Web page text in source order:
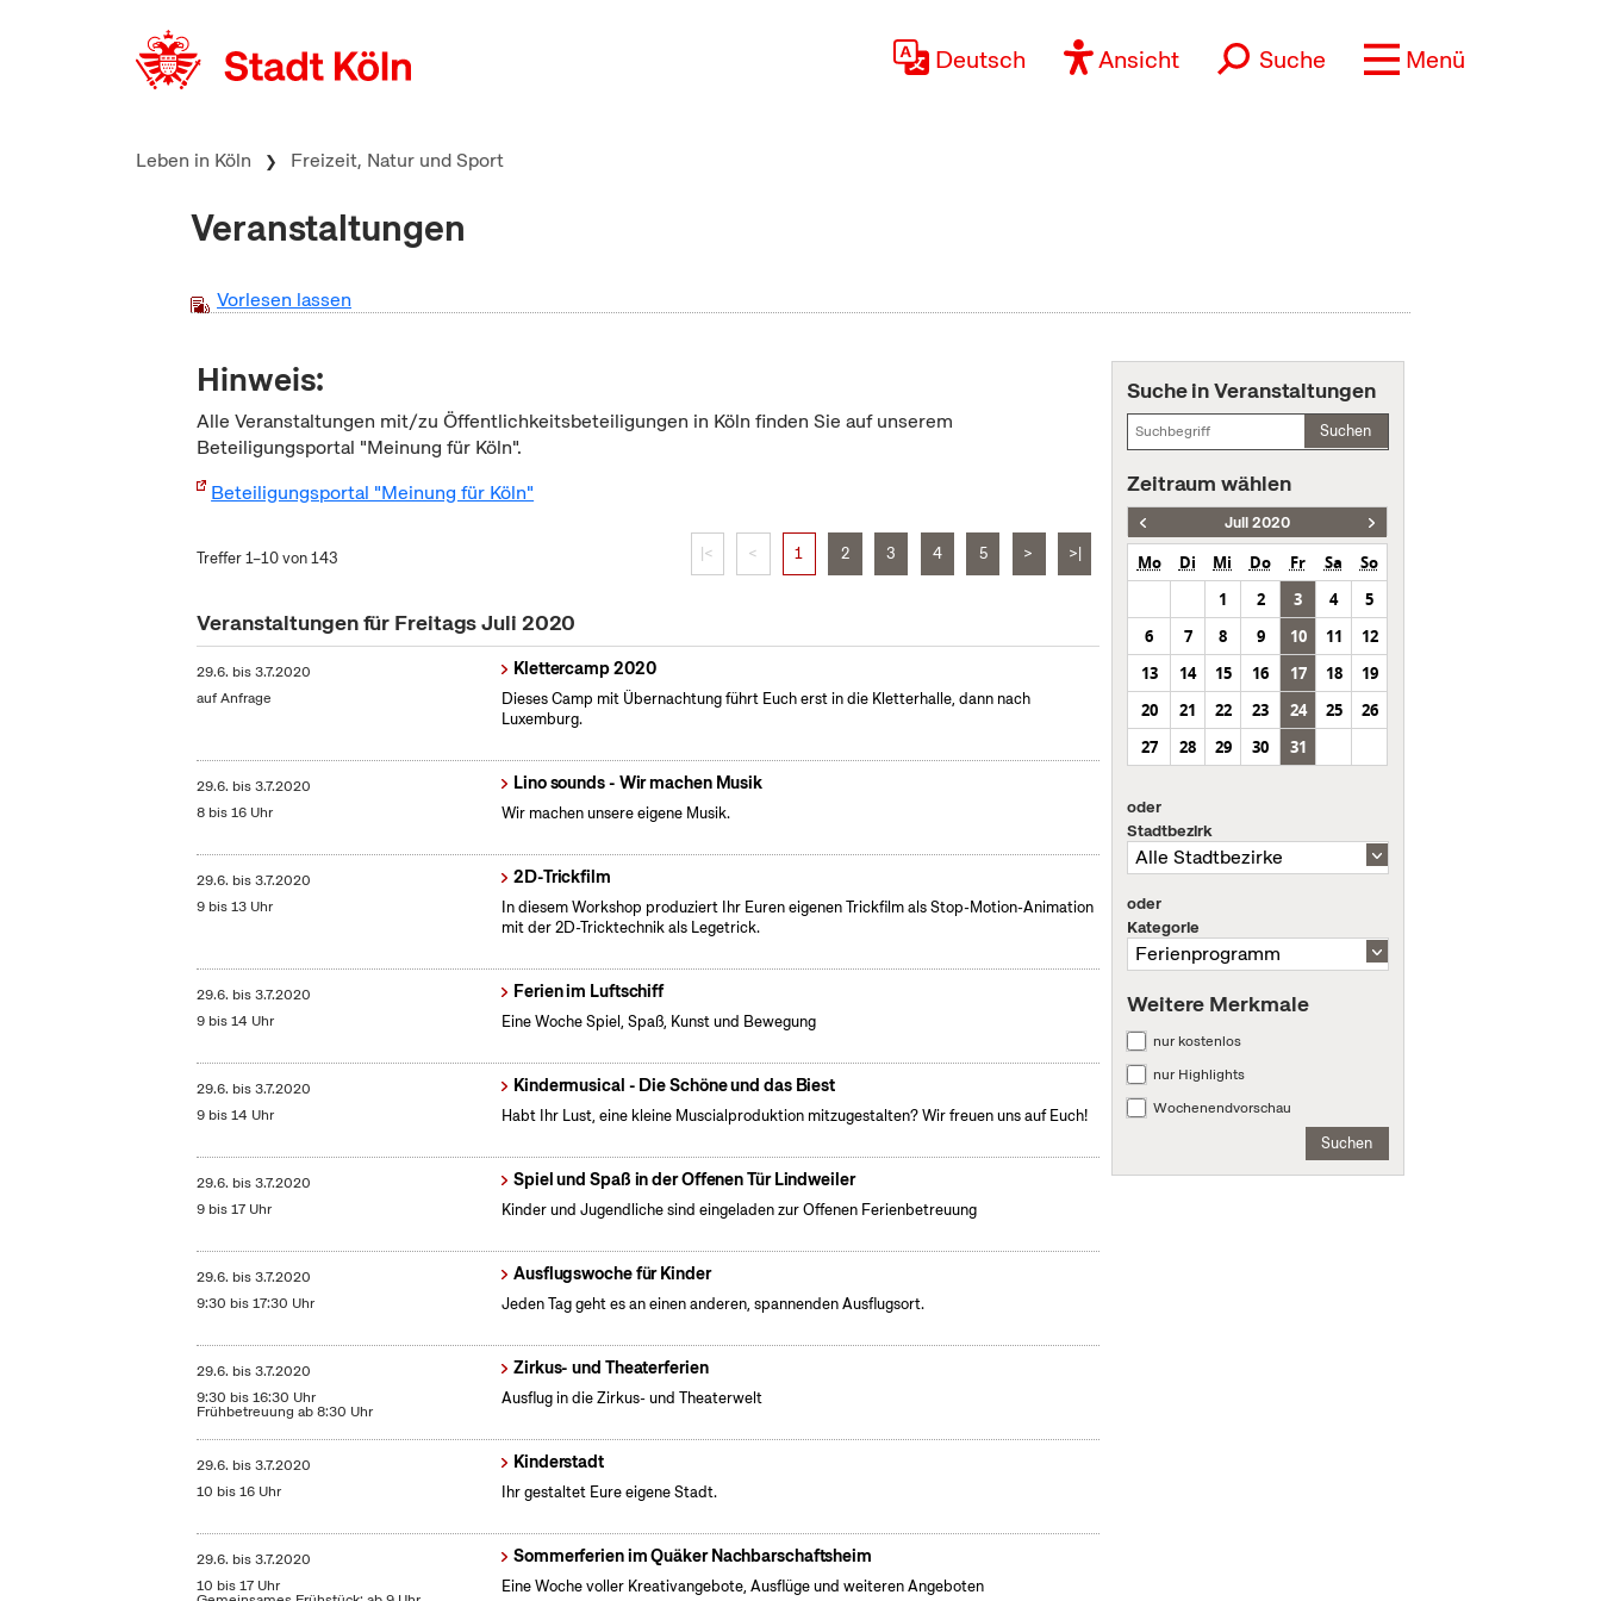
Deutsch Ansicht Suche Menü
Leben in Köln Freizeit, Natur und Sport
Veranstaltungen
Vorlesen lassen
Hinweis:
Alle Veranstaltungen mit/zu Öffentlichkeitsbeteiligungen in Köln finden Sie auf unserem
Beteiligungsportal "Meinung für Köln".
Beteiligungsportal "Meinung für Köln"
Treffer 1–10 von 143 |< < 1 2 3 4 5 > >|
Veranstaltungen für Freitags Juli 2020
29.6. bis3.7.2020
auf Anfrage
Klettercamp 2020
Dieses Camp mit Übernachtung führt Euch erst in die Kletterhalle, dann nach
Luxemburg.
29.6. bis3.7.2020
8 bis 16 Uhr
Lino sounds - Wir machen Musik
Wir machen unsere eigene Musik.
29.6. bis3.7.2020
9 bis 13 Uhr
2D-Trickfilm
In diesem Workshop produziert Ihr Euren eigenen Trickfilm als Stop-Motion-Animation
mit der 2D-Tricktechnik als Legetrick.
29.6. bis3.7.2020
9 bis 14 Uhr
Ferien im Luftschiff
Eine Woche Spiel, Spaß, Kunst und Bewegung
29.6. bis3.7.2020
9 bis 14 Uhr
Kindermusical - Die Schöne und das Biest
Habt Ihr Lust, eine kleine Muscialproduktion mitzugestalten? Wir freuen uns auf Euch!
29.6. bis3.7.2020
9 bis 17 Uhr
Spiel und Spaß in der Offenen Tür Lindweiler
Kinder und Jugendliche sind eingeladen zur Offenen Ferienbetreuung
29.6. bis3.7.2020
9:30 bis 17:30 Uhr
Ausflugswoche für Kinder
Jeden Tag geht es an einen anderen, spannenden Ausflugsort.
29.6. bis3.7.2020
9:30 bis 16:30 Uhr
Frühbetreuung ab 8:30 Uhr
Zirkus- und Theaterferien
Ausflug in die Zirkus- und Theaterwelt
29.6. bis3.7.2020
10 bis 16 Uhr
Kinderstadt
Ihr gestaltet Eure eigene Stadt.
29.6. bis3.7.2020
10 bis 17 Uhr
Sommerferien im Quäker Nachbarschaftsheim
Eine Woche voller Kreativangebote, Ausflüge und weiteren Angeboten
Suche in Veranstaltungen
Suchen
Zeitraum wählen
Juli 2020
Mo Di Mi Do Fr Sa
So
1
2 3 4
5
6
7 8 9 10 11
12
13
14 15 16 17 18
19
20
21 22 23 24 25
26
27
28 29 30 31
oder
Stadtbezirk
oder
Kategorie
Weitere Merkmale
nur kostenlos
nur Highlights
Wochenendvorschau
Suchen